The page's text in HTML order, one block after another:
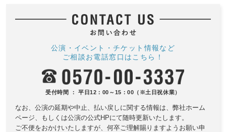
公演・イベント・チケット情報など
ご相談お電話窓口はこちら！
受付時間 ： 平日12：00～15：00（※土日祝休業）
なお、公演の延期や中止、払い戻しに関する情報は、 弊社ホーム
ページ、もしくは公演の公式HPにて随時更新いたします。
ご不便をおかけいたしますが、何卒ご理解賜りますようお願い申